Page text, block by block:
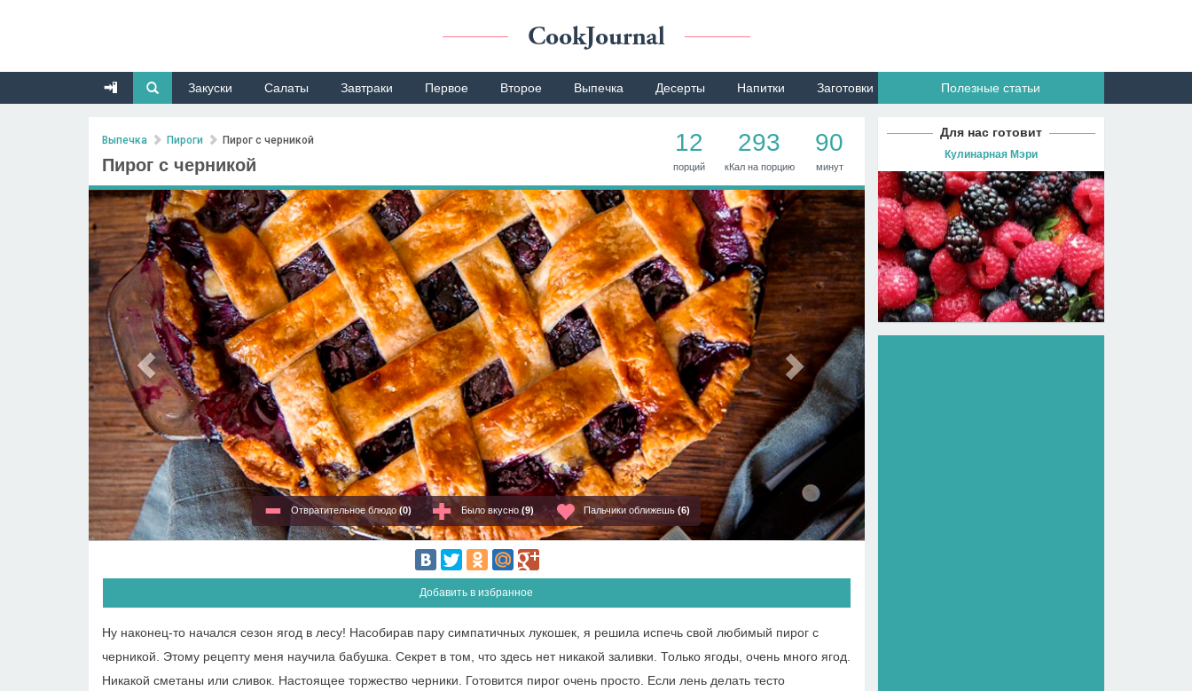
Закуски Салаты Завтраки Первое Второе Выпечка Десерты Напитки Заготовки Полезные статьи
Выпечка Пироги Пирог с черникой 12
порций
293
кКал на порцию
90
минут
Пирог с черникой
Отвратительное блюдо (0) Было вкусно (9) Пальчики оближешь (6)
Добавить в избранное
Ну наконец-то начался сезон ягод в лесу! Насобирав пару симпатичных лукошек, я решила испечь свой любимый пирог с
черникой. Этому рецепту меня научила бабушка. Секрет в том, что здесь нет никакой заливки. Только ягоды, очень много ягод.
Никакой сметаны или сливок. Настоящее торжество черники. Готовится пирог очень просто. Если лень делать тесто
Для нас готовит
Кулинарная Мэри